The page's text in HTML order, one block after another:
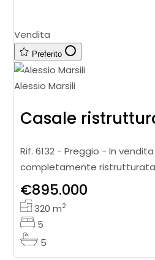
Vendita
Preferito
Alessio Marsili
Rif. 6132 - Preggio - In
completamente
inserita in un suggestivo
caratterizzata da ampie viste
€895.000
320 m2
5
5